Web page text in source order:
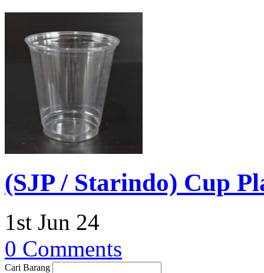
(SJP / Starindo) Cup
1st Jun 24
0 Comments
Cari Barang